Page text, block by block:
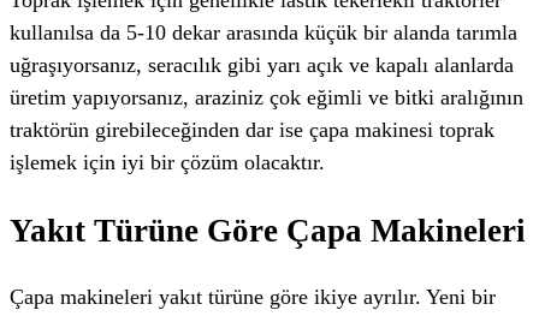
kullanılsa da 5-10 dekar arasında küçük bir alanda tarımla
uğraşıyorsanız, seracılık gibi yarı açık ve kapalı alanlarda
üretim yapıyorsanız, araziniz çok eğimli ve bitki aralığının
traktörün girebileceğinden dar ise çapa makinesi toprak
işlemek için iyi bir çözüm olacaktır.
Yakıt Türüne Göre Çapa Makineleri
Çapa makineleri yakıt türüne göre ikiye ayrılır. Yeni bir